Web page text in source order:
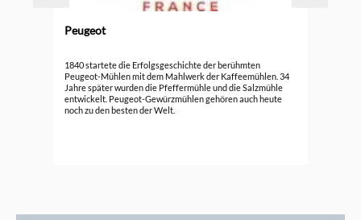
Peugeot
1840 startete die Erfolgsgeschichte der berühmten
Peugeot-Mühlen mit dem Mahlwerk der Kaffeemühlen. 34
Jahre später wurden die Pfeffermühle und die Salzmühle
entwickelt. Peugeot-Gewürzmühlen gehören auch heute
noch zu den besten der Welt.